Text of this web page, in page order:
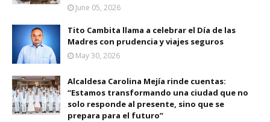
June 05, 2026
Tito Cambita llama a celebrar el Día de las
Madres con prudencia y viajes seguros
May 30, 2026
Alcaldesa Carolina Mejía rinde cuentas:
“Estamos transformando una ciudad que no
solo responde al presente, sino que se
prepara para el futuro”